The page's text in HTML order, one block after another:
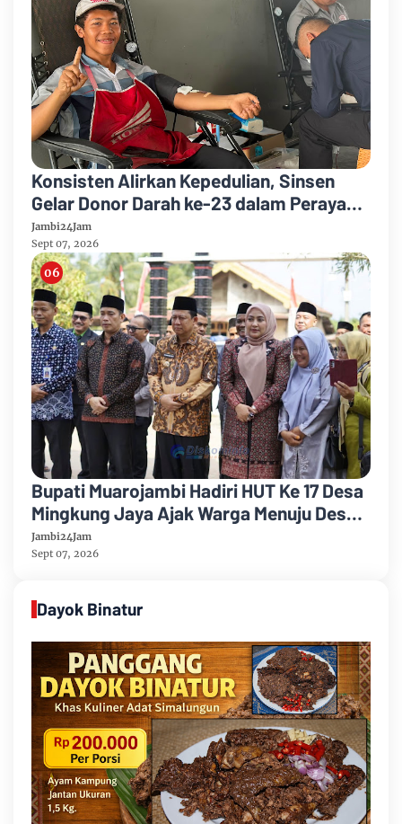
Konsisten Alirkan Kepedulian, Sinsen
Gelar Donor Darah ke-23 dalam Perayaan
Anniversary Sinsen
Jambi24Jam
Sept 07, 2026
Bupati Muarojambi Hadiri HUT Ke 17 Desa
Mingkung Jaya Ajak Warga Menuju Desa
Mandiri 2026
Jambi24Jam
Sept 07, 2026
Dayok Binatur